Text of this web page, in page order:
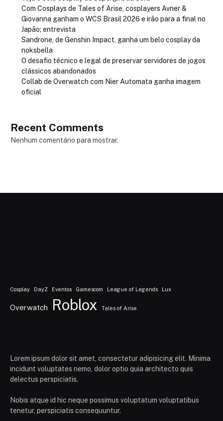
Com Cosplays de Tales of Arise, cosplayers Avner &
Giovanna ganham o WCS Brasil 2026 e irão para a final no
Japão; entrevista
Sandrone, de Genshin Impact, ganha um belo cosplay da
noksbella
O desafio técnico e legal de preservar servidores de jogos
clássicos abandonados
Collab de Overwatch com Nier Automata ganha imagem
oficial
Recent Comments
Nenhum comentário para mostrar.
Cosplay DayZ Eventos Gamescom League of Legends Lux
Overwatch Roblox Tales of Arise
Lorem ipsum dolor sit amet, consectetur adipisicing elit. Minima
incidunt voluptates nemo, dolor optio quia architecto quis
delectus perspiciatis.
Nobis atque id hic neque possimus voluptatum voluptatibus
tenetur, perspiciatis consequuntur.